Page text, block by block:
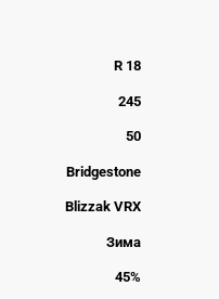
R 18
245
50
Bridgestone
Blizzak VRX
Зима
45%